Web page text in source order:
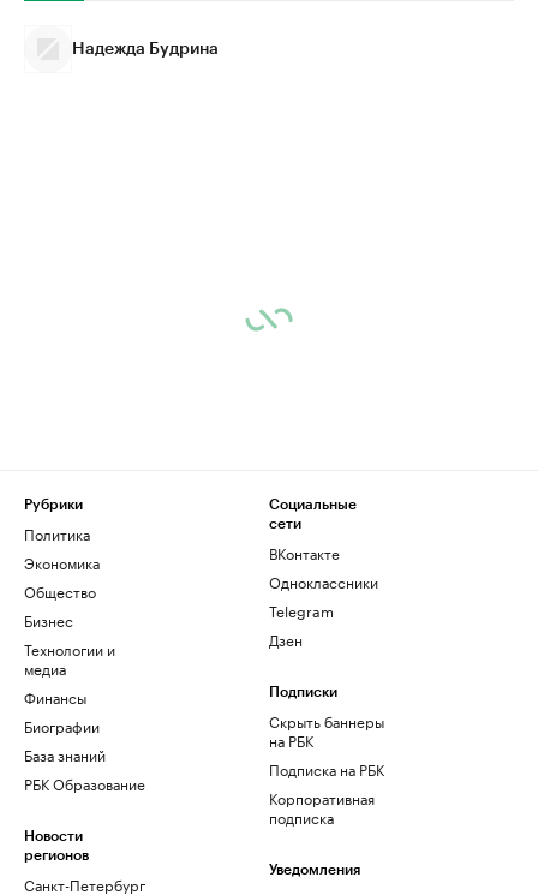
Надежда Будрина
Рубрики
Политика
Экономика
Общество
Бизнес
Технологии и
медиа
Финансы
Биографии
База знаний
РБК Образование
Новости
регионов
Санкт-Петербург
Социальные
сети
ВКонтакте
Одноклассники
Telegram
Дзен
Подписки
Скрыть баннеры
на РБК
Подписка на РБК
Корпоративная
подписка
Уведомления